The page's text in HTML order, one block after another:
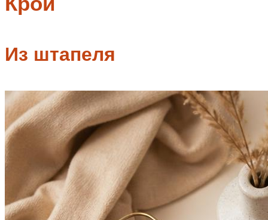
Из штапеля